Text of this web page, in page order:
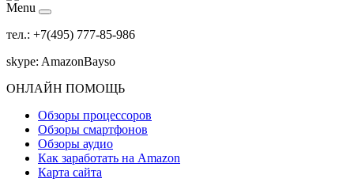
Menu
тел.: +7(495) 777-85-986
skype: AmazonBayso
ОНЛАЙН ПОМОЩЬ
Обзоры процессоров
Обзоры смартфонов
Обзоры аудио
Как заработать на Amazon
Карта сайта